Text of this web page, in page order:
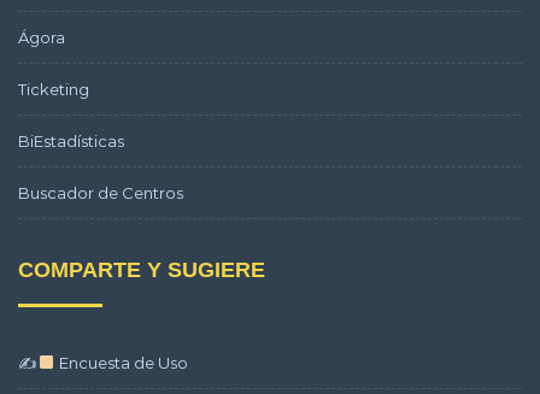
Ágora
Ticketing
BiEstadísticas
Buscador de Centros
COMPARTE Y SUGIERE
✍ Encuesta de Uso